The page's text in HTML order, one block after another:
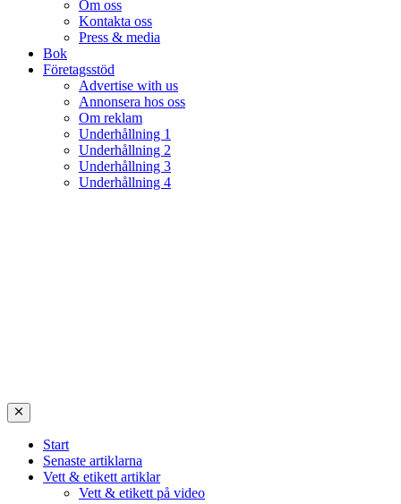
Om oss
Kontakta oss
Press & media
Bok
Företagsstöd
Advertise with us
Annonsera hos oss
Om reklam
Underhållning 1
Underhållning 2
Underhållning 3
Underhållning 4
Start
Senaste artiklarna
Vett & etikett artiklar
Vett & etikett på video